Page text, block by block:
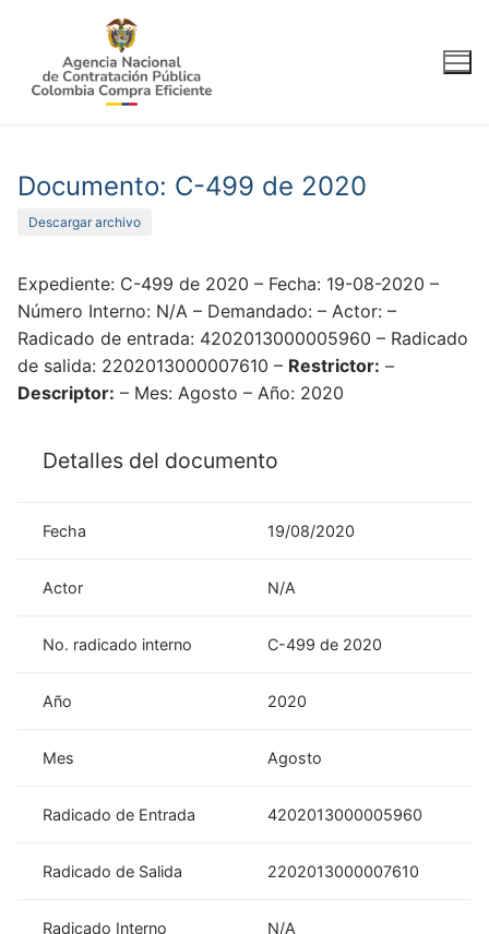
contenido
Documento: C-499 de 2020
Descargar archivo
Expediente: C-499 de 2020 – Fecha: 19-08-2020 –
Número Interno: N/A – Demandado: – Actor: –
Radicado de entrada: 4202013000005960 – Radicado
de salida: 2202013000007610 – Restrictor: –
Descriptor: – Mes: Agosto – Año: 2020
Detalles del documento
Fecha 19/08/2020
Actor N/A
No. radicado interno C-499 de 2020
Año 2020
Mes Agosto
Radicado de Entrada 4202013000005960
Radicado de Salida 2202013000007610
Radicado Interno N/A